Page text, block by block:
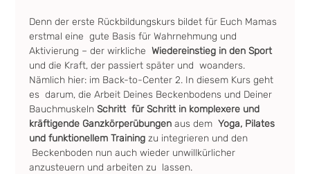
Denn der erste Rückbildungskurs bildet für Euch Mamas
erstmal eine  gute Basis für Wahrnehmung und
Aktivierung – der wirkliche Wiedereinstieg in den Sport
und die Kraft, der passiert später und  woanders.
Nämlich hier: im Back-to-Center 2. In diesem Kurs geht
es  darum, die Arbeit Deines Beckenbodens und Deiner
Bauchmuskeln Schritt  für Schritt in komplexere und
kräftigende Ganzkörperübungen aus dem Yoga, Pilates
und funktionellem Training zu integrieren und den
Beckenboden nun auch wieder unwillkürlicher
anzusteuern und arbeiten zu  lassen.